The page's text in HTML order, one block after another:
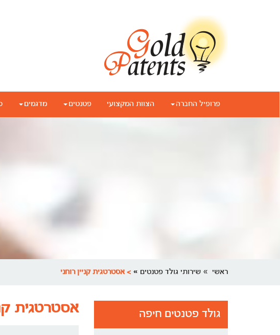
פרופיל החברה הצוות המקצועי פטנטים מדגמים
ראשי שירותי גולד פטנטים > אסטרטגית קניין רוחני
גולד פטנטים חיפה אסטרטגית